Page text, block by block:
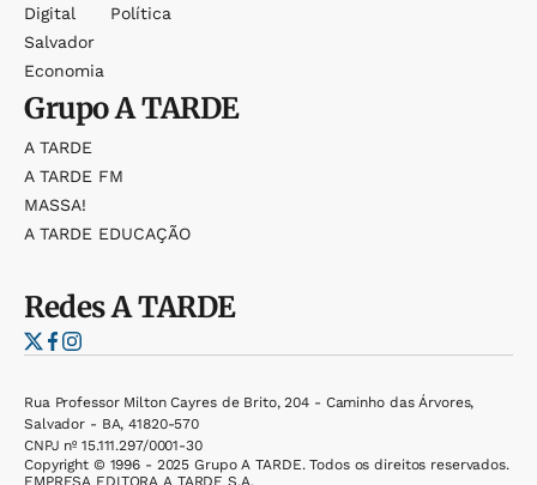
Digital
Salvador
Economia
Política
GrupoA TARDE
A TARDE
A TARDE FM
MASSA!
A TARDE EDUCAÇÃO
RedesA TARDE
Rua Professor Milton Cayres de Brito, 204 - Caminho das Árvores,
Salvador - BA, 41820-570
CNPJ nº 15.111.297/0001-30
Copyright © 1996 - 2025 Grupo A TARDE. Todos os direitos reservados.